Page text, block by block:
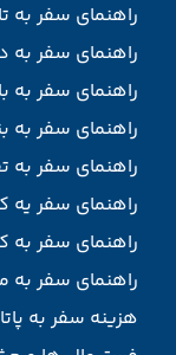
راهنمای سفر به
راهنمای سفر به
راهنمای سفر به
راهنمای سفر به
راهنمای سفر به
راهنمای سفر یه
راهنمای سفر به
راهنمای سفر به
هزینه سفر به